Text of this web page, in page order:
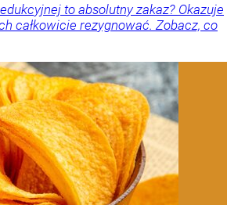
to absolutny zakaz? Okazuje
całkowicie rezygnować. Zobacz, co